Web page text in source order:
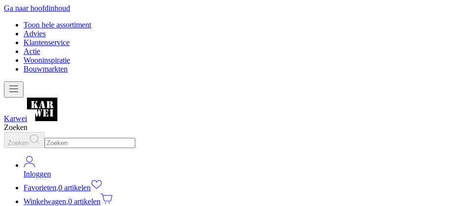
Ga naar hoofdinhoud
Toon hele assortiment
Advies
Klantenservice
Actie
Wooninspiratie
Bouwmarkten
Karwei
Zoeken
Zoeken
Inloggen
Favorieten,0 artikelen
Winkelwagen,0 artikelen